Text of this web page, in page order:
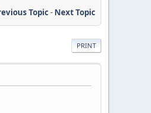
Topic- Next Topic
PRINT